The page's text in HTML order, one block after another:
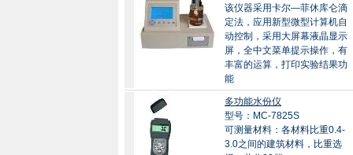
该仪器采用卡尔—菲休库仑滴
定法，应用新型微型计算机自
动控制，采用大屏幕液晶显示
屏，全中文菜单提示操作，有
丰富的运算，打印实验结果功
能
多功能水份仪
型号：MC-7825S
可测量材料：各材料比重0.4-
3.0之间的建筑材料，比重选